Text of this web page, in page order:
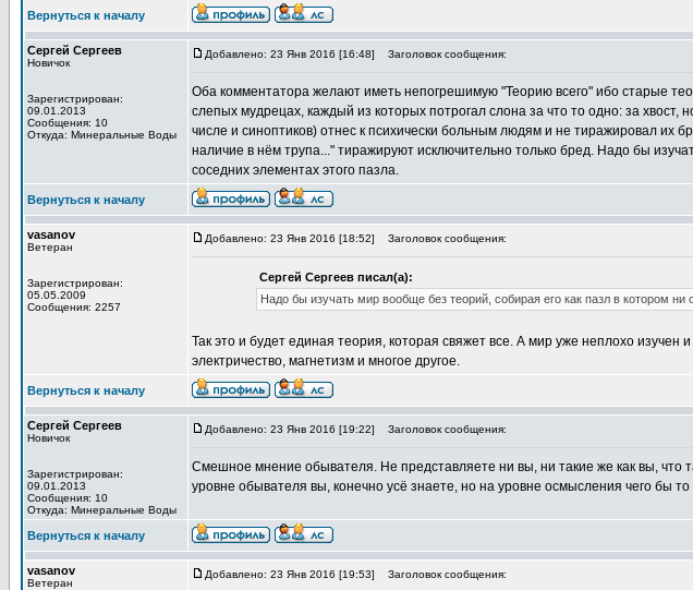
Вернуться к началу
Сергей Сергеев
Новичок
Зарегистрирован:
09.01.2013
Сообщения: 10
Откуда: Минеральные Воды
Добавлено: 23 Янв 2016 [16:48] Заголовок сообщения:
Оба комментатора желают иметь непогрешимую "Теорию всего" ибо старые
слепых мудрецах, каждый из которых потрогал слона за что то одно: за хвост,
числе и синоптиков) отнес к психически больным людям и не тиражировал их
наличие в нём трупа..." тиражируют исключительно только бред. Надо бы
соседних элементах этого пазла.
Вернуться к началу
vasanov
Ветеран
Зарегистрирован:
05.05.2009
Сообщения: 2257
Добавлено: 23 Янв 2016 [18:52] Заголовок сообщения:
Сергей Сергеев писал(а):
Надо бы изучать мир вообще без теорий, собирая его как пазл в котором
Так это и будет единая теория, которая свяжет все. А мир уже неплохо
электричество, магнетизм и многое другое.
Вернуться к началу
Сергей Сергеев
Новичок
Зарегистрирован:
09.01.2013
Сообщения: 10
Откуда: Минеральные Воды
Добавлено: 23 Янв 2016 [19:22] Заголовок сообщения:
Смешное мнение обывателя. Не представляете ни вы, ни такие же как вы, что
уровне обывателя вы, конечно усё знаете, но на уровне осмысления чего бы
Вернуться к началу
vasanov
Ветеран
Добавлено: 23 Янв 2016 [19:53] Заголовок сообщения: